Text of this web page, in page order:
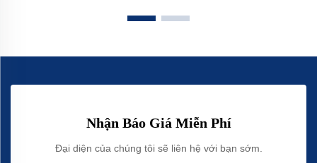
Nhận Báo Giá Miễn Phí
Đại diện của chúng tôi sẽ liên hệ với bạn sớm.